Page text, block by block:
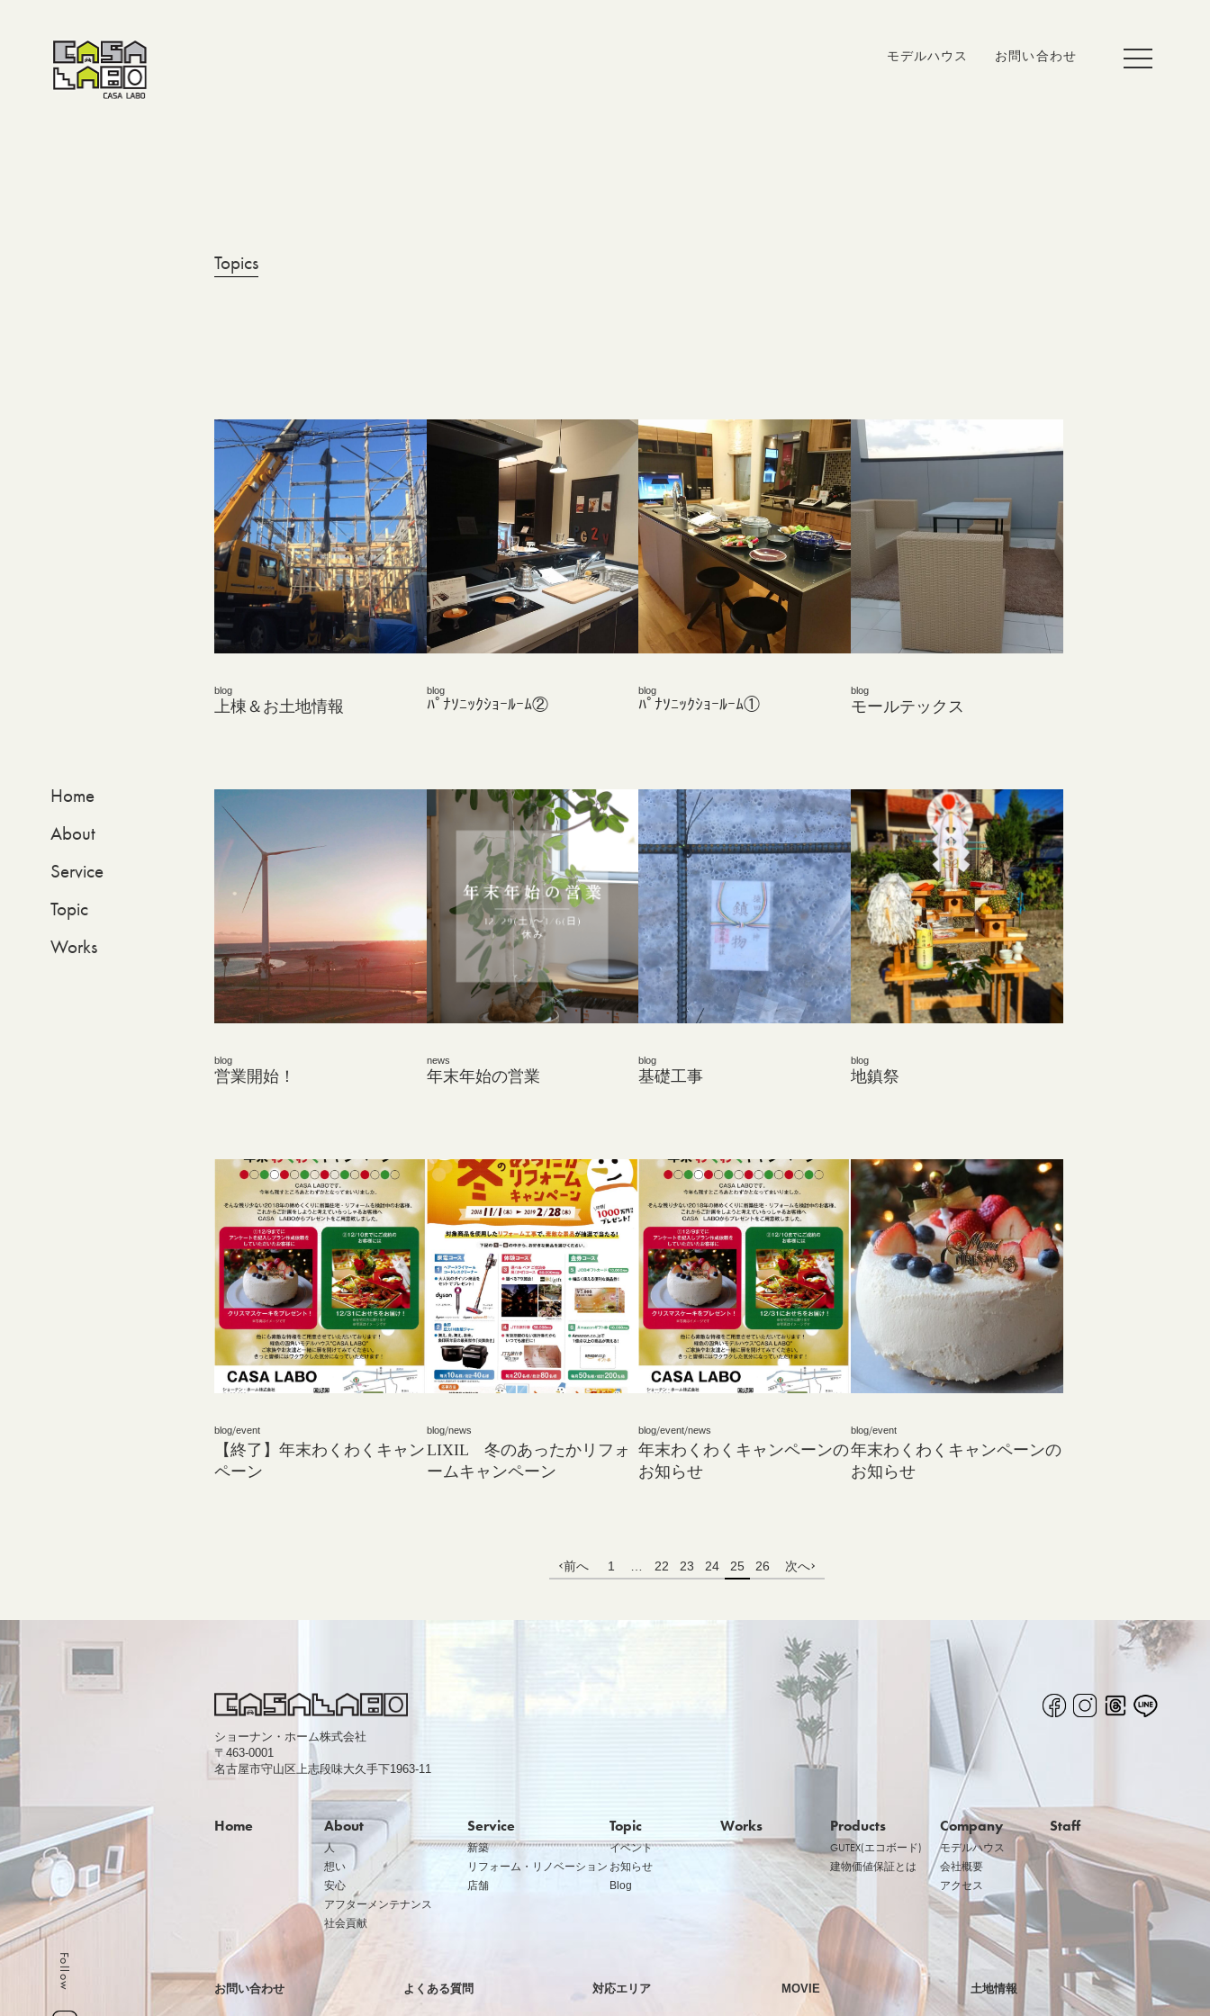
モデルハウス お問い合わせ
toggle
navigation
Follow
Home
About
Service
Topic
Works
Topics
blog
上棟＆お土地情報
blog
ﾊﾟﾅｿﾆｯｸｼｮｰﾙｰﾑ②
blog
ﾊﾟﾅｿﾆｯｸｼｮｰﾙｰﾑ①
blog
モールテックス
blog
営業開始！
news
年末年始の営業
blog
基礎工事
blog
地鎮祭
blog/event
【終了】年末わくわくキャン
ペーン
blog/news
LIXIL 冬のあったかリフォ
ームキャンペーン
blog/event/news
年末わくわくキャンペーンの
お知らせ
blog/event
年末わくわくキャンペーンの
お知らせ
前へ 1 22 23 24 25 26 次へ
ショーナン・ホーム株式会社
〒463-0001
名古屋市守山区上志段味大久手下1963-11
Home About
人
想い
安心
アフターメンテナンス
社会貢献
Service
新築
リフォーム・リノベーション
店舗
Topic
イベント
お知らせ
Blog
Works Products
GUTEX(エコボード)
建物価値保証とは
Company
モデルハウス
会社概要
アクセス
Staff
お問い合わせ よくある質問 対応エリア MOVIE 土地情報